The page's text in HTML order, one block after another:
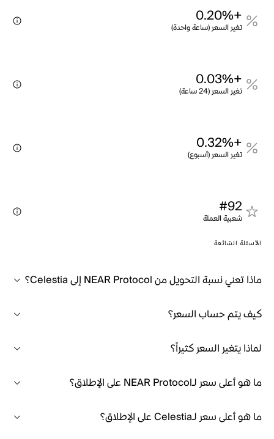
+0.20%
تغير السعر (ساعة واحدة)
+0.03%
تغير السعر (24 ساعة)
+0.32%
تغير السعر (أسبوع)
#92
شعبية العملة
الأسئلة الشائعة
ماذا تعني نسبة التحويل من NEAR Protocol إلى Celestia؟
كيف يتم حساب السعر؟
لماذا يتغير السعر كثيراً؟
ما هو أعلى سعر لـNEAR Protocol على الإطلاق؟
ما هو أعلى سعر لـCelestia على الإطلاق؟